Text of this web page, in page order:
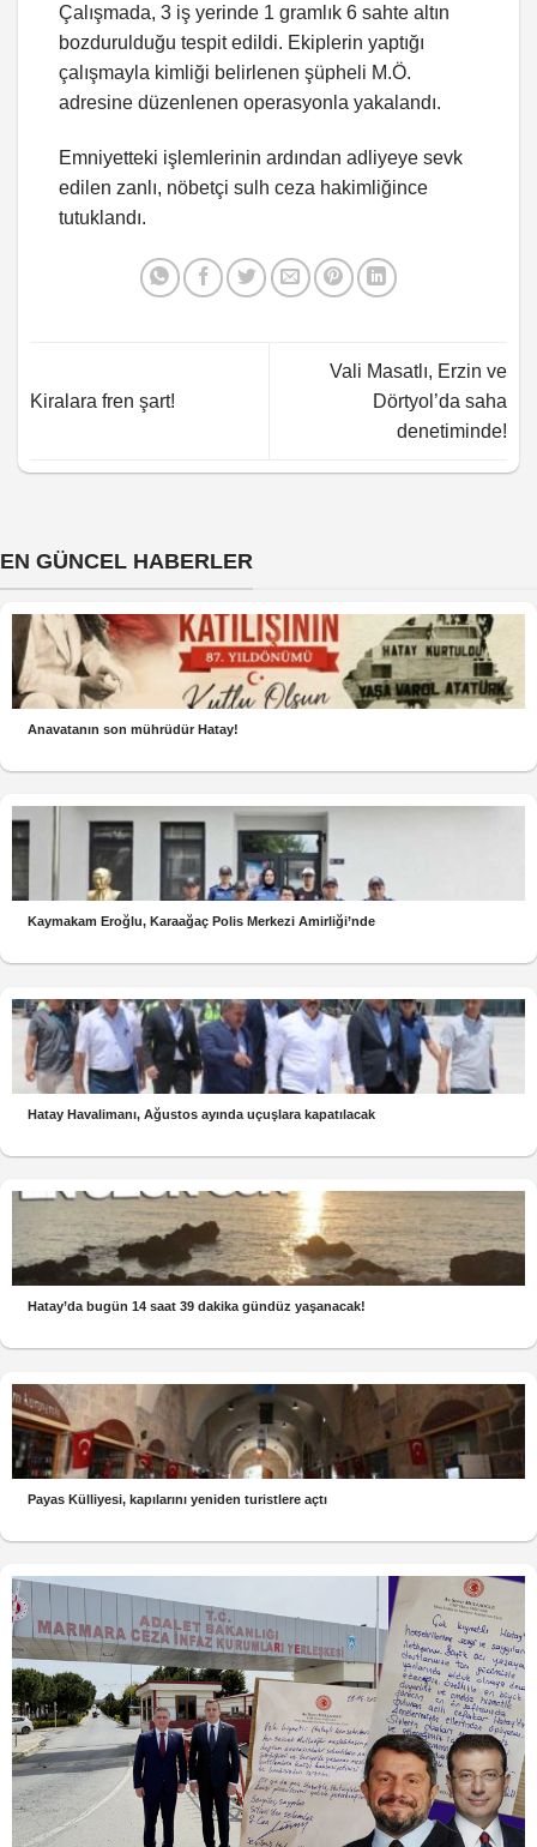
Çalışmada, 3 iş yerinde 1 gramlık 6 sahte altın
bozdurulduğu tespit edildi. Ekiplerin yaptığı
çalışmayla kimliği belirlenen şüpheli M.Ö.
adresine düzenlenen operasyonla yakalandı.
Emniyetteki işlemlerinin ardından adliyeye sevk
edilen zanlı, nöbetçi sulh ceza hakimliğince
tutuklandı.
Kiralara fren şart!
Vali Masatlı, Erzin ve
Dörtyol’da saha
denetiminde!
EN GÜNCEL HABERLER
Anavatanın son mührüdür Hatay!
Kaymakam Eroğlu, Karaağaç Polis Merkezi Amirliği’nde
Hatay Havalimanı, Ağustos ayında uçuşlara kapatılacak
Hatay’da bugün 14 saat 39 dakika gündüz yaşanacak!
Payas Külliyesi, kapılarını yeniden turistlere açtı